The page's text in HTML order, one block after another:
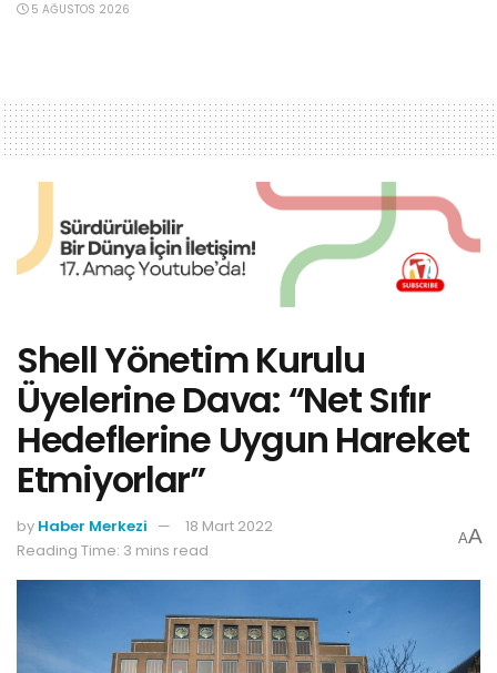
5 AĞUSTOS 2026
Shell Yönetim Kurulu
Üyelerine Dava: “Net Sıfır
Hedeflerine Uygun Hareket
Etmiyorlar”
by Haber Merkezi
18 Mart 2022
Reading Time: 3 mins read
AA